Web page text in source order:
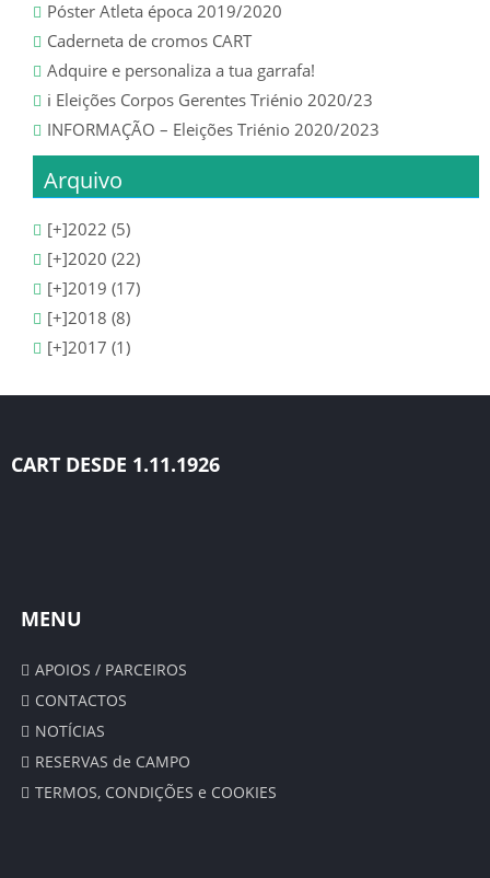
SUB 18 – JUNIORES
SUB 17 – JUVENIS
SUB 16 – JUVENIS
SUB 15 – INICIADOS
SUB 14 – INICIADOS
SUB 13 – INFANTIS
ÉPOCA 2020/21
SENIORES
CLASSIFICAÇÃO
CLASSIFICAÇÕES GERAIS
SENIORES
CLASSIFICAÇÃO
CALENDÁRIO
Póster Atleta época 2019/2020
Caderneta de cromos CART
Adquire e personaliza a tua garrafa!
ℹ️ Eleições Corpos Gerentes Triénio 2020/23
INFORMAÇÃO – Eleições Triénio 2020/2023
Arquivo
[+]2022 (5)
[+]2020 (22)
[+]2019 (17)
[+]2018 (8)
[+]2017 (1)
CART DESDE 1.11.1926
MENU
APOIOS / PARCEIROS
CONTACTOS
NOTÍCIAS
RESERVAS de CAMPO
TERMOS, CONDIÇÕES e COOKIES